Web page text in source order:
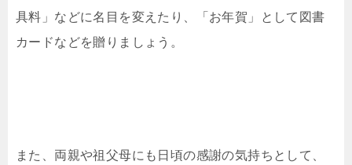
具料」などに名目を変えたり、「お年賀」として図書
カードなどを贈りましょう。
また、両親や祖父母にも日頃の感謝の気持ちとして、